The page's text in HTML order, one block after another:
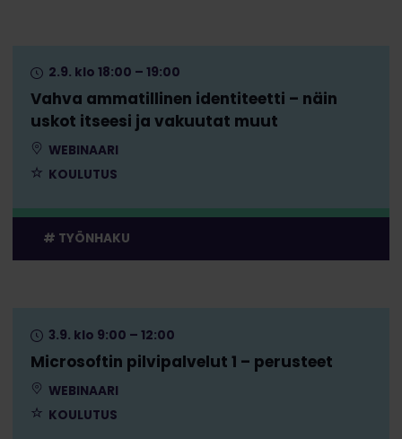
Vahva ammatillinen identiteetti – näin
uskot itseesi ja vakuutat muut
2.9. klo 18:00 – 19:00
WEBINAARI
KOULUTUS
TYÖNHAKU
Microsoftin pilvipalvelut 1 – perusteet
3.9. klo 9:00 – 12:00
WEBINAARI
KOULUTUS